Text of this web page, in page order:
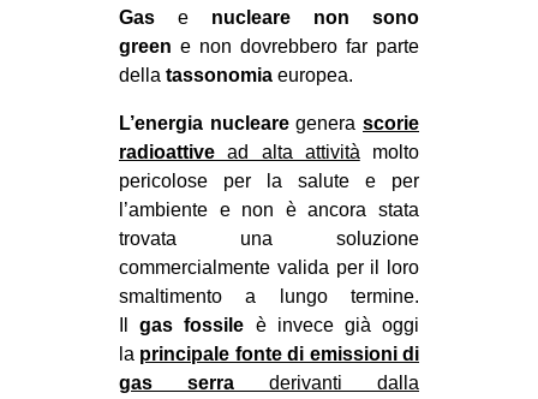
Gas e nucleare
non sono
green e non dovrebbero far parte
della tassonomia europea.
L’energia nuclearegenerascorie
radioattive ad alta attività molto
pericolose per la salute e per
l’ambiente e non è ancora stata
trovata una soluzione
commercialmente valida per il loro
smaltimento a lungo termine.
Ilgas fossile è invece già oggi
la principale fonte di emissioni di
gas serra derivanti dalla